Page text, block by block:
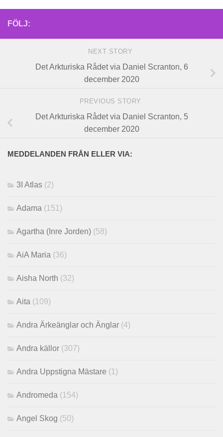
FÖLJ:
NEXT STORY
Det Arkturiska Rådet via Daniel Scranton, 6
december 2020
PREVIOUS STORY
Det Arkturiska Rådet via Daniel Scranton, 5
december 2020
MEDDELANDEN FRÅN ELLER VIA:
3I Atlas (2)
Adama (151)
Agartha (Inre Jorden) (58)
AiA Maria (36)
Aisha North (32)
Aita (109)
Andra Ärkeänglar och Änglar (4)
Andra källor (307)
Andra Uppstigna Mästare (1)
Andromeda (154)
Angel Skog (50)